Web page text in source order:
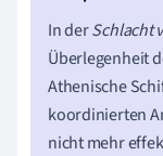
In derSchlacht
Überlegenheit
Athenische
koordinierten
nicht mehr